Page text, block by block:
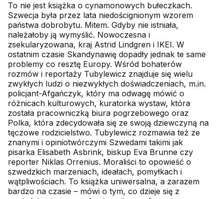
To nie jest książka o cynamonowych bułeczkach.
Szwecja była przez lata niedoścignionym wzorem
państwa dobrobytu. Mitem. Gdyby nie istniała,
należałoby ją wymyślić. Nowoczesna i
zsekularyzowana, kraj Astrid Lindgren i IKEI. W
ostatnim czasie Skandynawię dopadły jednak te same
problemy co resztę Europy. Wśród bohaterów
rozmów i reportaży Tubylewicz znajduje się wielu
zwykłych ludzi o niezwykłych doświadczeniach, m.in.
policjant-Afgańczyk, który ma odwagę mówić o
różnicach kulturowych, kuratorka wystaw, która
została pracowniczką biura pogrzebowego oraz
Polka, która zdecydowała się ze swoją dziewczyną na
tęczowe rodzicielstwo. Tubylewicz rozmawia też ze
znanymi i opiniotwórczymi Szwedami takimi jak
pisarka Elisabeth Asbrink, biskup Eva Brunne czy
reporter Niklas Orrenius. Moraliści to opowieść o
szwedzkich marzeniach, ideałach, pomyłkach i
wątpliwościach. To książka uniwersalna, a zarazem
bardzo na czasie – mówi o tym, co dzieje się z